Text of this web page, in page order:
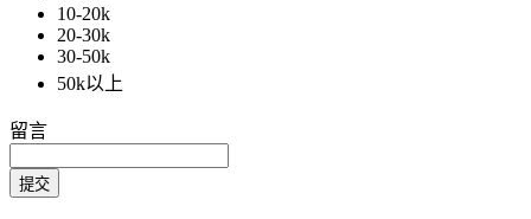
10-20k
20-30k
30-50k
50k以上
留言